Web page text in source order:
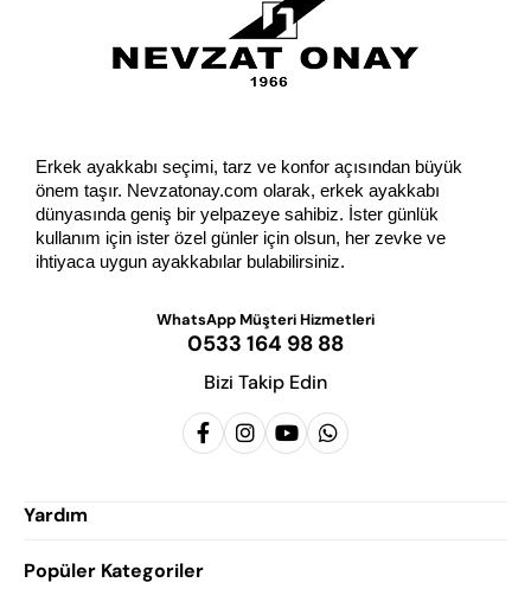
Erkek ayakkabı seçimi, tarz ve konfor açısından büyük
önem taşır. Nevzatonay.com olarak, erkek ayakkabı
dünyasında geniş bir yelpazeye sahibiz. İster günlük
kullanım için ister özel günler için olsun, her zevke ve
ihtiyaca uygun ayakkabılar bulabilirsiniz.
WhatsApp Müşteri Hizmetleri
0533 164 98 88
Bizi Takip Edin
Yardım
Popüler Kategoriler